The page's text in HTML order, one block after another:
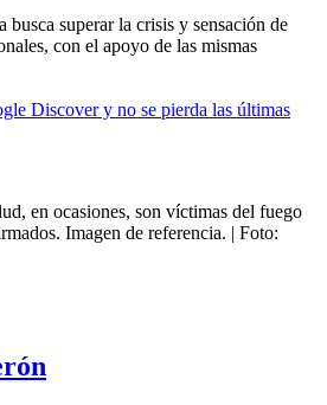
superar la crisis y sensación de
con el apoyo de las mismas
Discover y no se pierda las últimas
en ocasiones, son víctimas del fuego
Imagen de referencia. | Foto: